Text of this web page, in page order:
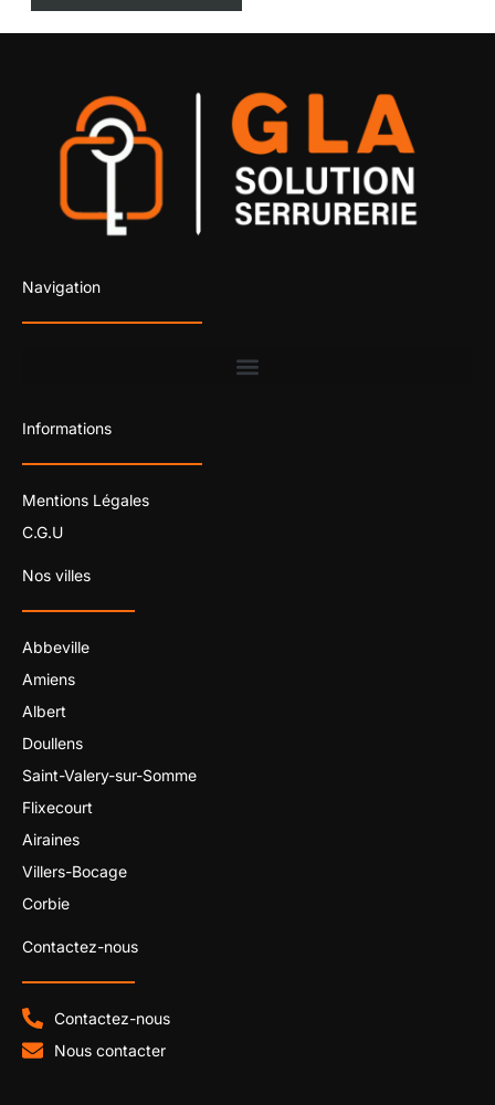
Navigation
Informations
Mentions Légales
C.G.U
Nos villes
Abbeville
Amiens
Albert
Doullens
Saint-Valery-sur-Somme
Flixecourt
Airaines
Villers-Bocage
Corbie
Contactez-nous
Contactez-nous
Nous contacter